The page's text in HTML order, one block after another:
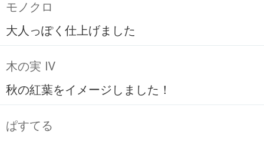
モノクロ
大人っぽく仕上げました
木の実 Ⅳ
秋の紅葉をイメージしました！
ぱすてる